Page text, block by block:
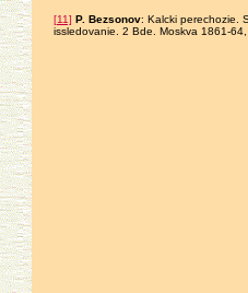
[11] P. Bezsonov: Kalcki perechozie.
issledovanie. 2 Bde. Moskva 1861-64,